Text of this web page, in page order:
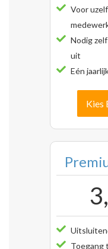
Voor uzelf
Nodig
uit
Eén
Kies
Toegang